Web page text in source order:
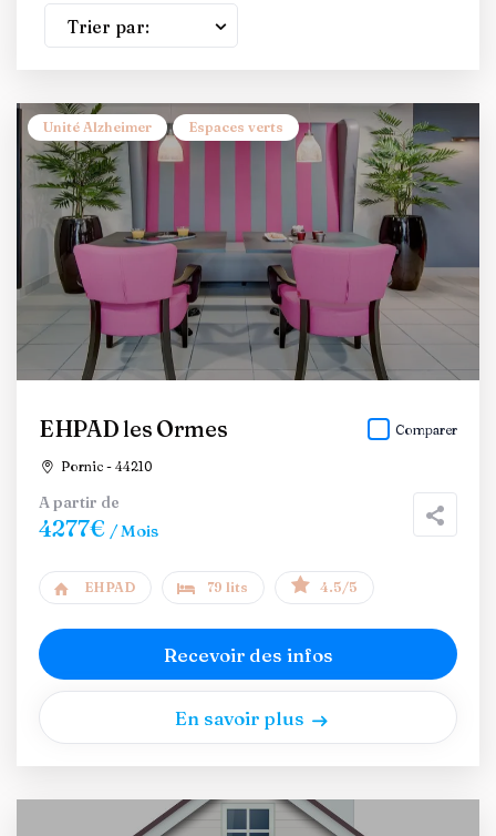
Trier par:
Unité Alzheimer Espaces verts
EHPAD les Ormes
Pornic - 44210
Comparer
A partir de
4277€ / Mois
EHPAD 79 lits 4.5/5
Recevoir des infos
En savoir plus